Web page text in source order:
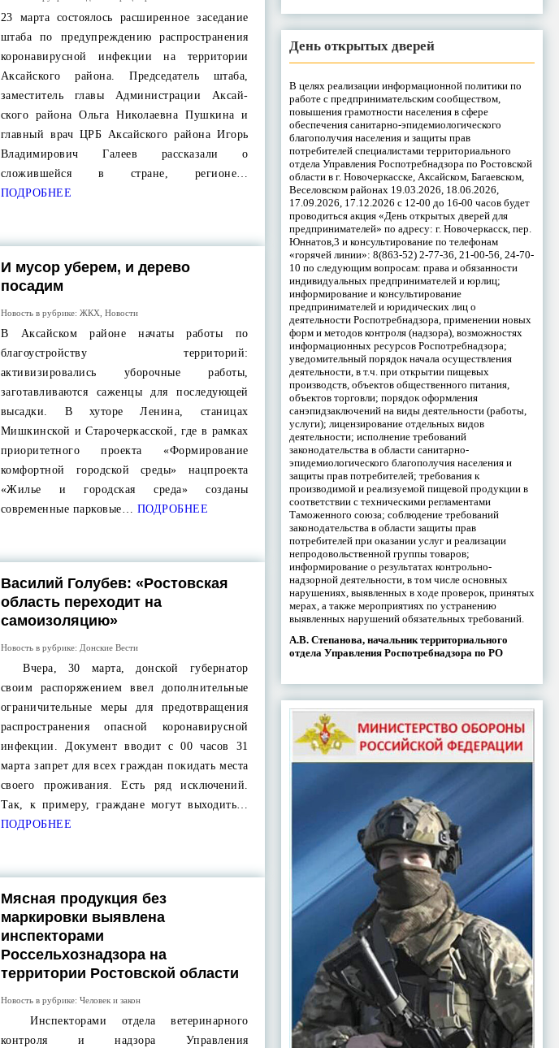
23 марта состоялось расширенное заседание
штаба по предупреждению распространения
коронавирусной инфекции на территории
Аксайского района. Председатель штаба,
заместитель главы Администрации Аксай-
ского района Ольга Николаевна Пушкина и
главный врач ЦРБ Аксайского района Игорь
Владимирович Галеев рассказали о
сложившейся в стране, регионе…
ПОДРОБНЕЕ
И мусор уберем, и дерево
посадим
Новость в рубрике: ЖКХ Новости
В Аксайском районе начаты работы по
благоустройству территорий:
активизировались уборочные работы,
заготавливаются саженцы для последующей
высадки. В хуторе Ленина, станицах
Мишкинской и Старочеркасской, где в рамках
приоритетного проекта «Формирование
комфортной городской среды» нацпроекта
«Жилье и городская среда» созданы
современные парковые… ПОДРОБНЕЕ
Василий Голубев: «Ростовская
область переходит на
самоизоляцию»
Новость в рубрике: Донские Вести
Вчера, 30 марта, донской губернатор
своим распоряжением ввел дополнительные
ограничительные меры для предотвращения
распространения опасной коронавирусной
инфекции. Документ вводит с 00 часов 31
марта запрет для всех граждан покидать места
своего проживания. Есть ряд исключений.
Так, к примеру, граждане могут выходить…
ПОДРОБНЕЕ
Мясная продукция без
маркировки выявлена
инспекторами
Россельхознадзора на
территории Ростовской области
Новость в рубрике: Человек и закон
Инспекторами отдела ветеринарного
контроля и надзора Управления
День открытых дверей
В целях реализации информационной политики по
работе с предпринимательским сообществом,
повышения грамотности населения в сфере
обеспечения санитарно-эпидемиологического
благополучия населения и защиты прав
потребителей специалистами территориального
отдела Управления Роспотребнадзора по Ростовской
области в г. Новочеркасске, Аксайском, Багаевском,
Веселовском районах 19.03.2026, 18.06.2026,
17.09.2026, 17.12.2026 с 12-00 до 16-00 часов будет
проводиться акция «День открытых дверей для
предпринимателей» по адресу: г. Новочеркасск, пер.
Юннатов,3 и консультирование по телефонам
«горячей линии»: 8(863-52) 2-77-36, 21-00-56, 24-70-
10 по следующим вопросам: права и обязанности
индивидуальных предпринимателей и юрлиц;
информирование и консультирование
предпринимателей и юридических лиц о
деятельности Роспотребнадзора, применении новых
форм и методов контроля (надзора), возможностях
информационных ресурсов Роспотребнадзора;
уведомительный порядок начала осуществления
деятельности, в т.ч. при открытии пищевых
производств, объектов общественного питания,
объектов торговли; порядок оформления
санэпидзаключений на виды деятельности (работы,
услуги); лицензирование отдельных видов
деятельности; исполнение требований
законодательства в области санитарно-
эпидемиологического благополучия населения и
защиты прав потребителей; требования к
производимой и реализуемой пищевой продукции в
соответствии с техническими регламентами
Таможенного союза; соблюдение требований
законодательства в области защиты прав
потребителей при оказании услуг и реализации
непродовольственной группы товаров;
информирование о результатах контрольно-
надзорной деятельности, в том числе основных
нарушениях, выявленных в ходе проверок, принятых
мерах, а также мероприятиях по устранению
выявленных нарушений обязательных требований.
А.В. Степанова, начальник территориального
отдела Управления Роспотребнадзора по РО